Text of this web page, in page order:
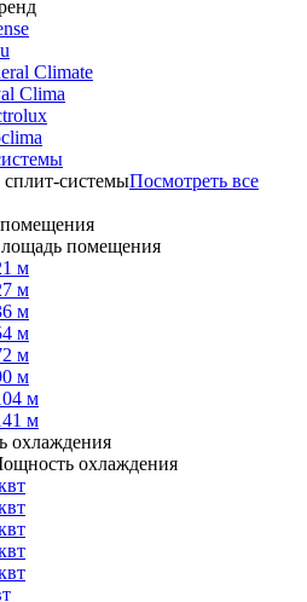
Climate
Clima
системыПосмотреть все
помещения
м
м
м
м
м
м
м
м
охлаждения
охлаждения